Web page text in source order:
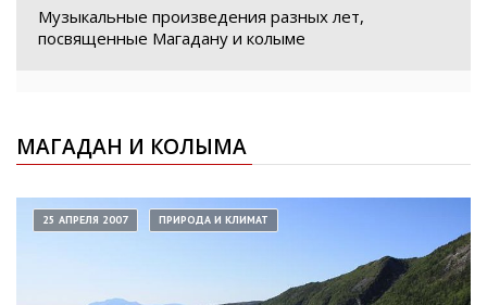
Музыкальные произведения разных лет,
посвященные Магадану и колыме
МАГАДАН И КОЛЫМА
25 АПРЕЛЯ 2007 ПРИРОДА И КЛИМАТ